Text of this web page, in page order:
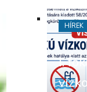
I.
HÍREK